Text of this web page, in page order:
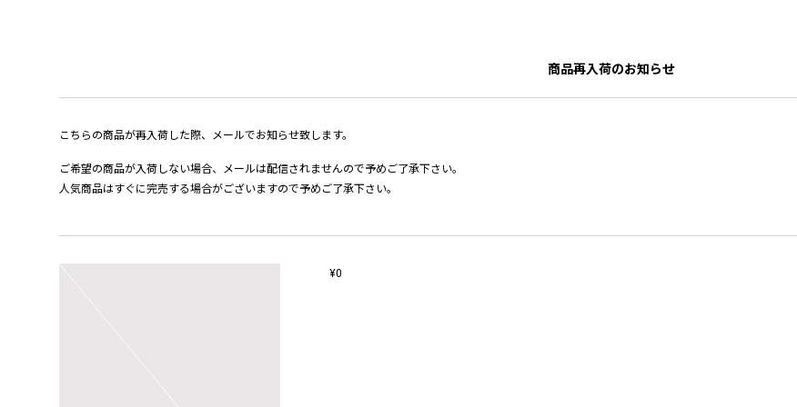
商品再入荷のお知らせ
こちらの商品が再入荷した際、メールでお知らせ致します。
ご希望の商品が入荷しない場合、メールは配信されませんので予めご了承下さい。
人気商品はすぐに完売する場合がございますので予めご了承下さい。
¥0